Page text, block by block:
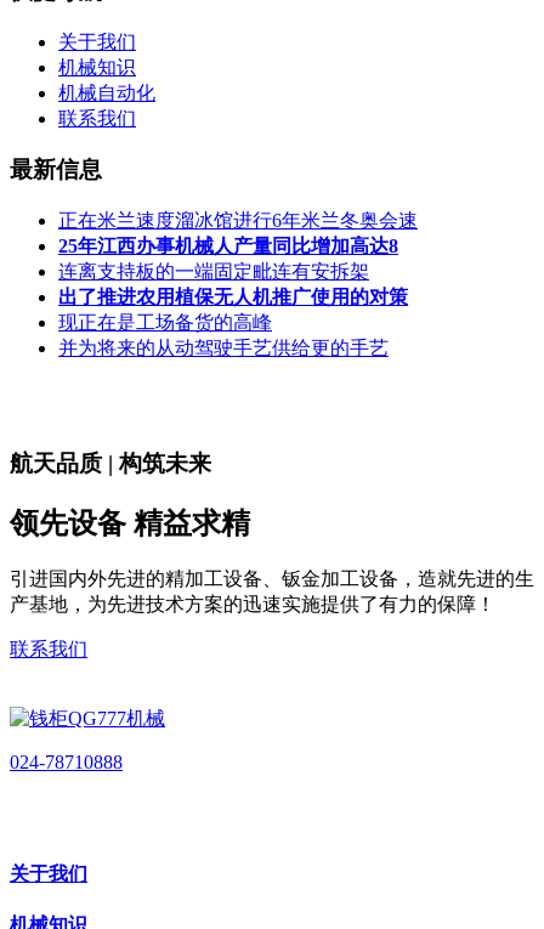
关于我们
机械知识
机械自动化
联系我们
最新信息
正在米兰速度溜冰馆进行6年米兰冬奥会速
25年江西办事机械人产量同比增加高达8
连离支持板的一端固定毗连有安拆架
出了推进农用植保无人机推广使用的对策
现正在是工场备货的高峰
并为将来的从动驾驶手艺供给更的手艺
航天品质 | 构筑未来
领先设备 精益求精
引进国内外先进的精加工设备、钣金加工设备，造就先进的生
产基地，为先进技术方案的迅速实施提供了有力的保障！
联系我们
024-78710888
关于我们